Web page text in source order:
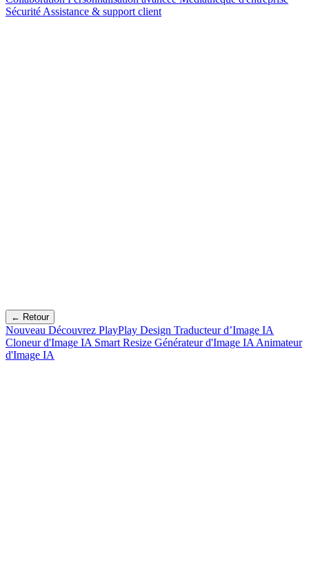
Sécurité Assistance & support client
← Retour
Nouveau Découvrez PlayPlay Design Traducteur d’Image IA
Cloneur d'Image IA Smart Resize Générateur d'Image IA Animateur
d'Image IA